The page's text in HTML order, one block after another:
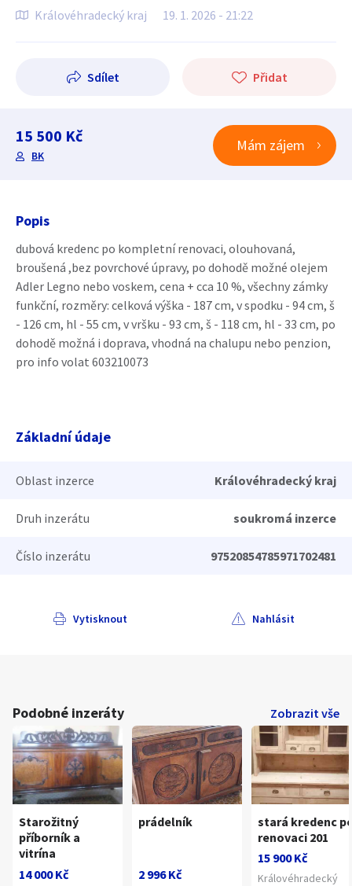
Královéhradecký kraj 19. 1. 2026 - 21:22
Sdílet Přidat
15 500 Kč
BK
Mám zájem
Popis
dubová kredenc po kompletní renovaci, olouhovaná,
broušená ,bez povrchové úpravy, po dohodě možné olejem
Adler Legno nebo voskem, cena + cca 10 %, všechny zámky
funkční, rozměry: celková výška - 187 cm, v spodku - 94 cm, š
- 126 cm, hl - 55 cm, v vršku - 93 cm, š - 118 cm, hl - 33 cm, po
dohodě možná i doprava, vhodná na chalupu nebo penzion,
pro info volat 603210073
Základní údaje
Oblast inzerce Královéhradecký kraj
Druh inzerátu soukromá inzerce
Číslo inzerátu 97520854785971702481
Vytisknout Nahlásit
Podobné inzeráty Zobrazit vše
Starožitný
příborník a
vitrína
14 000 Kč
prádelník
2 996 Kč
stará kredenc
renovaci 201
15 900 Kč
Královéhradecký